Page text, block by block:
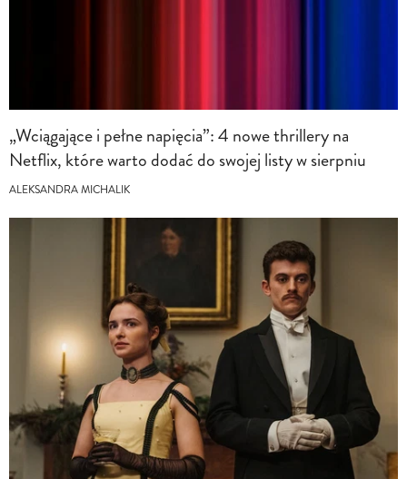
„Wciągające i pełne napięcia”: 4 nowe thrillery na
Netflix, które warto dodać do swojej listy w sierpniu
ALEKSANDRA MICHALIK